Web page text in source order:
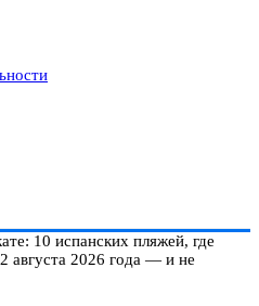
10 испанских пляжей, где
августа 2026 года — и не